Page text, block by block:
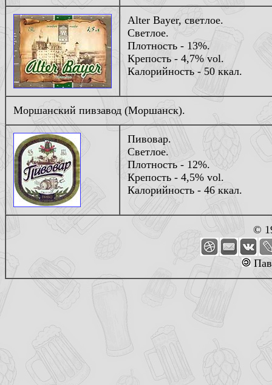
Alter Bayer, светлое.
Светлое.
Плотность - 13%.
Крепость - 4,7% vol.
Калорийность - 50 ккал.
Моршанский пивзавод (Моршанск).
Пивовар.
Светлое.
Плотность - 12%.
Крепость - 4,5% vol.
Калорийность - 46 ккал.
©